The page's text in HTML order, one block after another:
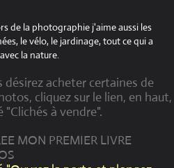
de la photographie j'aime aussi les
le vélo, le jardinage, tout ce qui a
la nature.
désirez acheter certaines de
cliquez sur le lien, en haut,
à vendre".
MON PREMIER LIVRE